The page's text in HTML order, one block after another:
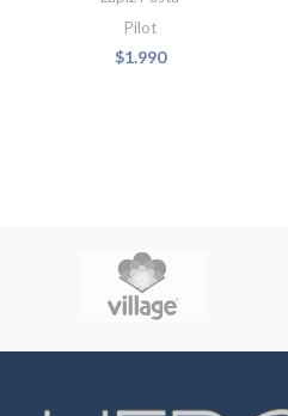
Pilot
$1.990